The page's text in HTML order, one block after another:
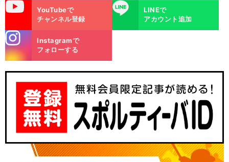
YouTubeで
チャンネル登録
LINE
LINEで
アカウント追加
m
Instagramで
フォローする